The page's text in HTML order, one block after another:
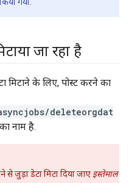
जा रहा है
के लिए, पोस्ट करने का
deleteorgdat
नाम है.
जुड़ा डेटा मिटा दिया जाए इस्तेमाल